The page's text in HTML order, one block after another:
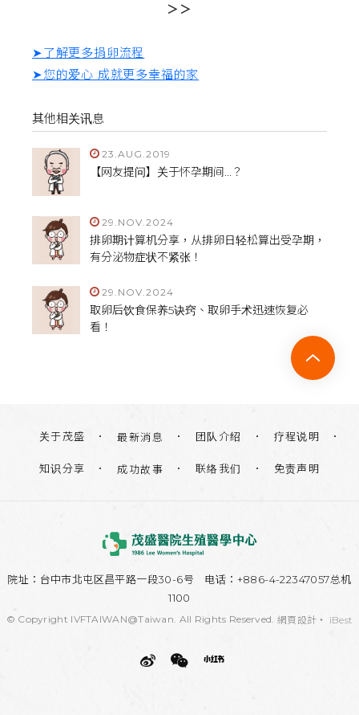
＞＞
➤了解更多捐卵流程
➤您的爱心 成就更多幸福的家
其他相关讯息
23.AUG.2019
【网友提问】关于怀孕期间...？
29.NOV.2024
排卵期计算机分享，从排卵日轻松算出受孕期，
有分泌物症状不紧张！
29.NOV.2024
取卵后饮食保养5诀窍、取卵手术迅速恢复必
看！
关于茂盛 最新消息 团队介绍 疗程说明
知识分享 成功故事 联络我们 免责声明
院址： 台中市北屯区昌平路一段30-6号 电话：+886-4-22347057总机
1100
© Copyright IVFTAIWAN@Taiwan. All Rights Reserved. 網頁設計 ‧ iBest